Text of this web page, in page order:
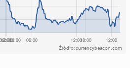
Źródło: currencybeacon.com